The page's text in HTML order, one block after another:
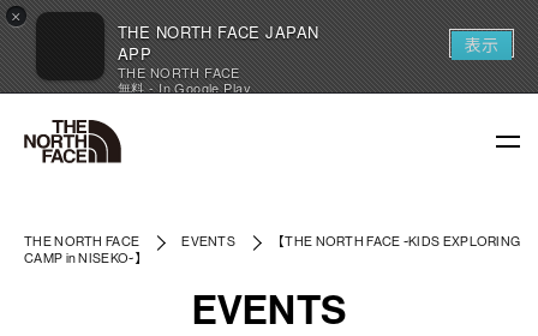
×
THE NORTH FACE JAPAN
APP
THE NORTH FACE
無料 - In Google Play
表示
THE NORTH FACE EVENTS
【THE NORTH FACE ~KIDS EXPLORING
CAMP in NISEKO~】
EVENTS